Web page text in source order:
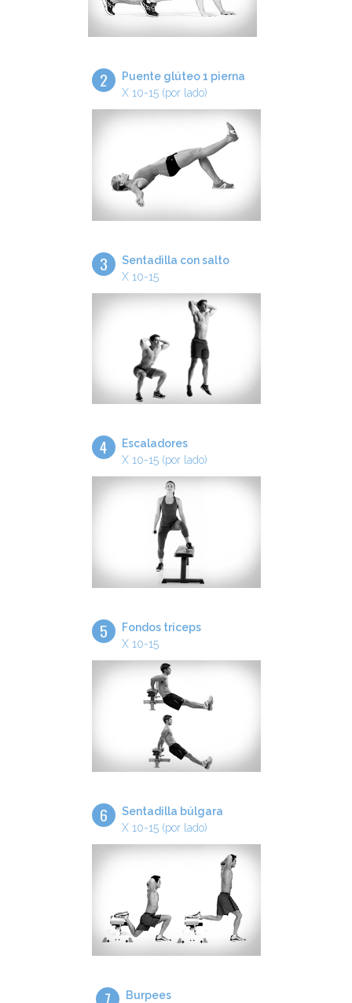
2
Puente glúteo 1 pierna
X 10-15 (por lado)
3
Sentadilla con salto
X 10-15
4
Escaladores
X 10-15 (por lado)
5
Fondos triceps
X 10-15
6
Sentadilla búlgara
X 10-15 (por lado)
7
Burpees